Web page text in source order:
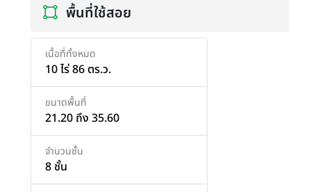
พื้นที่ใช้สอย
เนื้อที่ทั้งหมด
10 ไร่ 86 ตร.ว.
ขนาดพื้นที่
21.20 ถึง 35.60
จำนวนชั้น
8 ชั้น